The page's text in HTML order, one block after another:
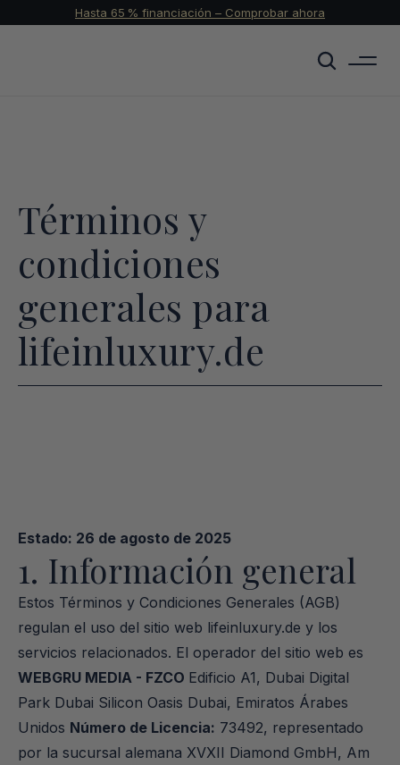
Hasta 65 % financiación – Comprobar ahora
Términos y
condiciones
generales para
lifeinluxury.de
Estado: 26 de agosto de 2025
1. Información general
Estos Términos y Condiciones Generales (AGB)
regulan el uso del sitio web lifeinluxury.de y los
WEBGRU MEDIA - FZCO Edificio A1, Dubai Digital
Park Dubai Silicon Oasis Dubai, Emiratos Árabes
Unidos Número de Licencia: 73492, representado
por la sucursal alemana XVXII Diamond GmbH, Am